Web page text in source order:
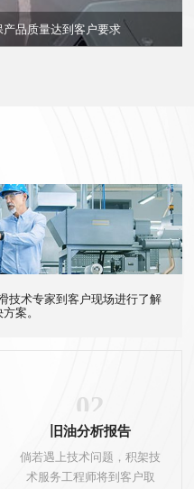
品质量达到客户要求
技术专家到客户现场进行了解
案。
02
旧油分析报告
倘若遇上技术问题，积架技
术服务工程师将到客户取